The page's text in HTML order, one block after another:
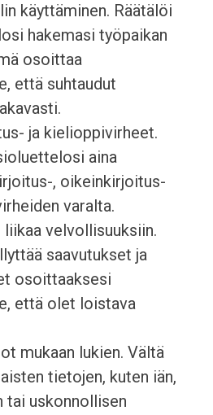
käyttäminen. Räätälöi
hakemasi työpaikan
osoittaa
että suhtaudut
ja kielioppivirheet.
aina
, oikeinkirjoitus-
varalta.
liikaa velvollisuuksiin.
saavutukset ja
osoittaaksesi
että olet loistava
mukaan lukien. Vältä
tietojen, kuten iän,
tai uskonnollisen